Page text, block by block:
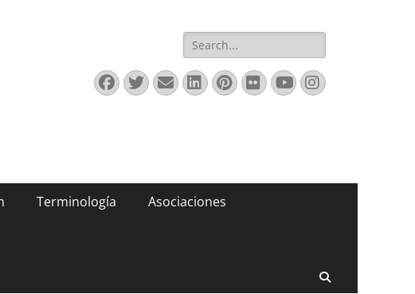
Buscar:
Facebook
Twitter
Correo
electrónico
LinkedIn
Pinterest
FlickrYouTube
Instagram
Terminología Asociaciones